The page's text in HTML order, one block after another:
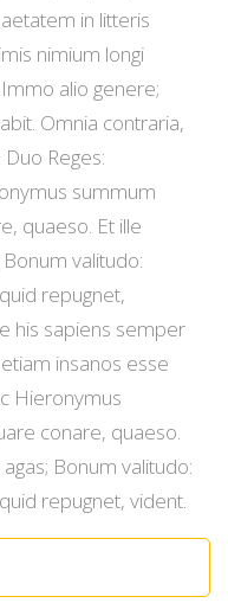
in litteris
nimium longi
alio genere;
Omnia contraria,
Reges:
summum
quaeso. Et ille
valitudo:
repugnet,
his sapiens semper
insanos esse
Hieronymus
conare, quaeso.
Bonum valitudo:
repugnet, vident.